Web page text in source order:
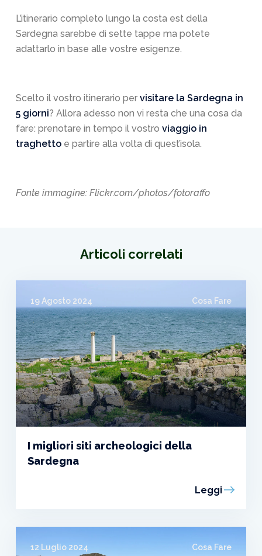
L’itinerario completo lungo la costa est della
Sardegna sarebbe di sette tappe ma potete
adattarlo in base alle vostre esigenze.
Scelto il vostro itinerario per visitare la Sardegna in
5 giorni? Allora adesso non vi resta che una cosa da
fare: prenotare in tempo il vostro viaggio in
traghetto e partire alla volta di quest’isola.
Fonte immagine: Flickr.com/photos/fotoraffo
Articoli correlati
19 Agosto 2024 Cosa Fare
I migliori siti archeologici della
Sardegna
Leggi
12 Luglio 2024 Cosa Fare